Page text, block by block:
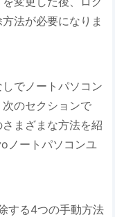
法が必要になりま
でノートパソコン
のセクションで
まざまな方法を紹
ノートパソコンユ
する4つの手動方法